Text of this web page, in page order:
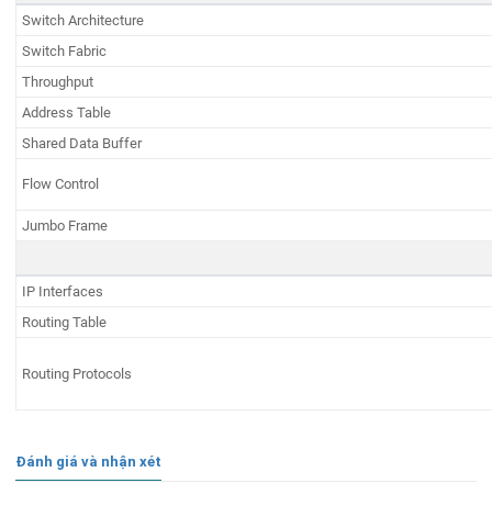
Switch Architecture
Switch Fabric
Throughput
Address Table
Shared Data Buffer
Flow Control
Jumbo Frame
IP Interfaces
Routing Table
Routing Protocols
Đánh giá và nhận xét